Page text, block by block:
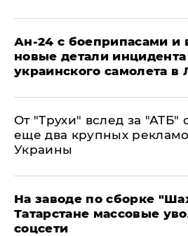
Ан-24 с боеприпасами и
новые детали
украинского самолета в
От "Трухи" вслед за "АТБ"
еще два крупных
Украины
На заводе по сборке
Татарстане массовые
соцсети